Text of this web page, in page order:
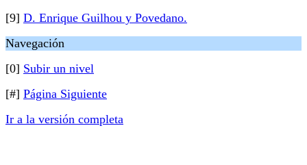
[9] D. Enrique Guilhou y Povedano.
Navegación
[0] Subir un nivel
[#] Página Siguiente
Ir a la versión completa